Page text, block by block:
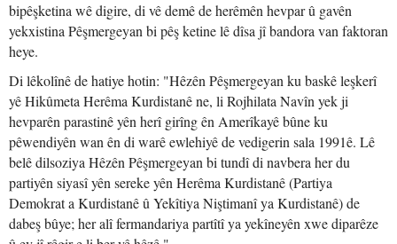
bipêşketina wê digire, di vê demê de herêmên hevpar û gavên
yekxistina Pêşmergeyan bi pêş ketine lê dîsa jî bandora van faktoran
heye.
Di lêkolînê de hatiye hotin: "Hêzên Pêşmergeyan ku baskê leşkerî
yê Hikûmeta Herêma Kurdistanê ne, li Rojhilata Navîn yek ji
hevparên parastinê yên herî girîng ên Amerîkayê bûne ku
pêwendiyên wan ên di warê ewlehiyê de vedigerin sala 1991ê. Lê
belê dilsoziya Hêzên Pêşmergeyan bi tundî di navbera her du
partiyên siyasî yên sereke yên Herêma Kurdistanê (Partiya
Demokrat a Kurdistanê û Yekîtiya Niştimanî ya Kurdistanê) de
dabeş bûye; her alî fermandariya partîtî ya yekîneyên xwe diparêze